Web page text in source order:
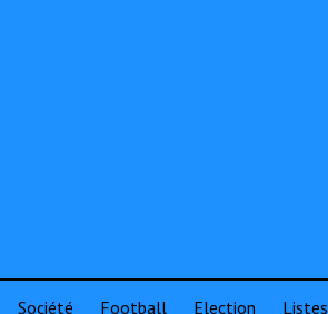
Société Football Election Listes